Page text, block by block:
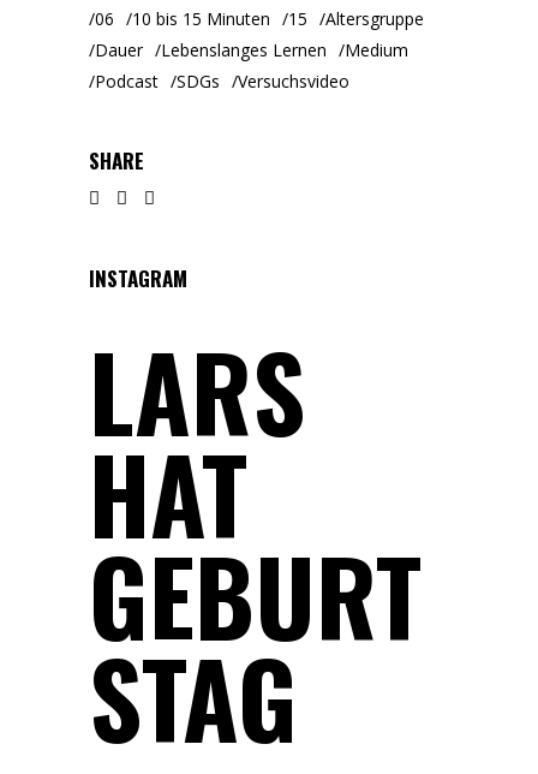
06 10 bis 15 Minuten 15
Altersgruppe
Dauer
Lebenslanges Lernen
Medium
Podcast
SDGs Versuchsvideo
SHARE
INSTAGRAM
LARS
HAT
GEBURT
STAG